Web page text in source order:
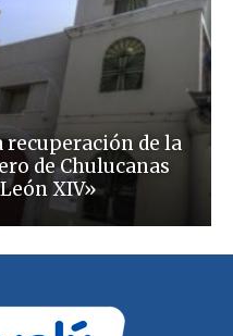
recuperación de la
de Chulucanas
XIV»